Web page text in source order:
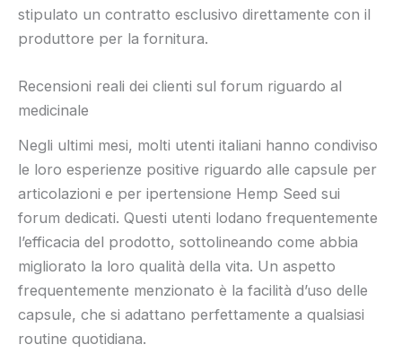
stipulato un contratto esclusivo direttamente con il
produttore per la fornitura.
Recensioni reali dei clienti sul forum riguardo al
medicinale
Negli ultimi mesi, molti utenti italiani hanno condiviso
le loro esperienze positive riguardo alle capsule per
articolazioni e per ipertensione Hemp Seed sui
forum dedicati. Questi utenti lodano frequentemente
l’efficacia del prodotto, sottolineando come abbia
migliorato la loro qualità della vita. Un aspetto
frequentemente menzionato è la facilità d’uso delle
capsule, che si adattano perfettamente a qualsiasi
routine quotidiana.